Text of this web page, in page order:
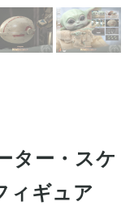
ター・スケ
ィギュア